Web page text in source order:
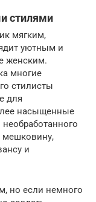
стилями
мягким,
уютным и
женским.
многие
стилисты
для
насыщенные
мешковину,
и
но если немного